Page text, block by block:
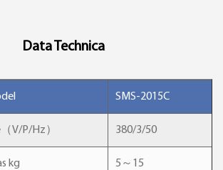
Data Technica
SMS-2015C
V/P/Hz） 380/3/50
kg 5～15